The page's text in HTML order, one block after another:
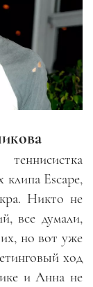
клипа Escape,
Никто не
все думали,
но вот уже
ход
и Анна не